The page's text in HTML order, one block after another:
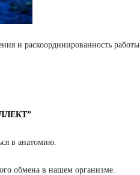
и раскоординированность работы
в анатомию.
обмена в нашем организме.